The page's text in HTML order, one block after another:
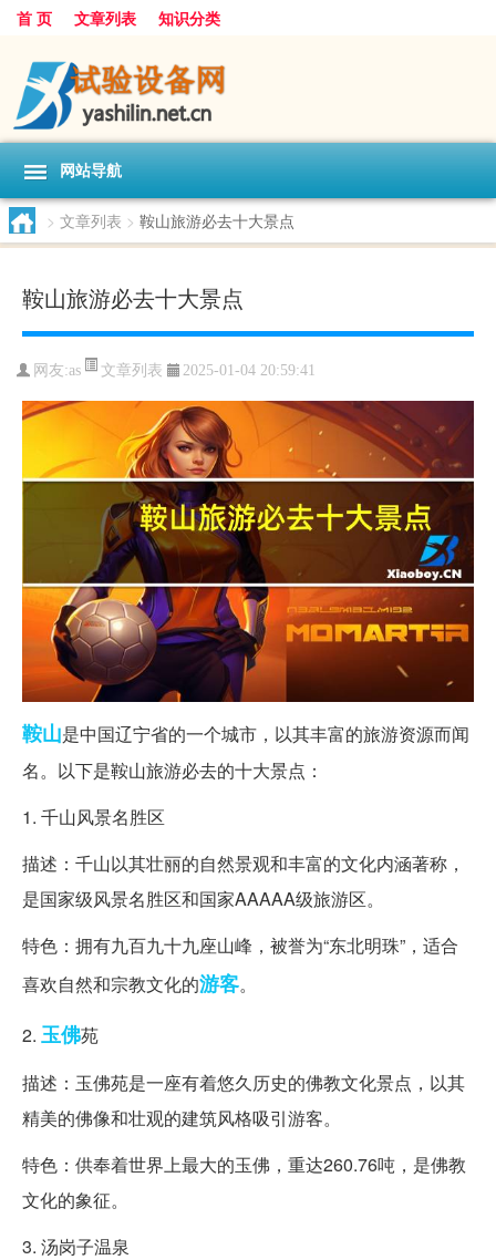
首 页 文章列表 知识分类
网站导航
> 文章列表 > 鞍山旅游必去十大景点
鞍山旅游必去十大景点
网友:as 文章列表 2025-01-04 20:59:41
鞍山是中国辽宁省的一个城市，以其丰富的旅游资源而闻
名。以下是鞍山旅游必去的十大景点：
1. 千山风景名胜区
描述：千山以其壮丽的自然景观和丰富的文化内涵著称，
是国家级风景名胜区和国家AAAAA级旅游区。
特色：拥有九百九十九座山峰，被誉为“东北明珠”，适合
喜欢自然和宗教文化的游客。
2. 玉佛苑
描述：玉佛苑是一座有着悠久历史的佛教文化景点，以其
精美的佛像和壮观的建筑风格吸引游客。
特色：供奉着世界上最大的玉佛，重达260.76吨，是佛教
文化的象征。
3. 汤岗子温泉